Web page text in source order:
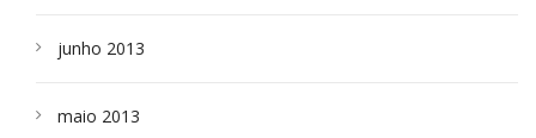
junho 2013
maio 2013